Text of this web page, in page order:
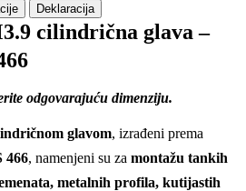
Deklaracija
cilindrična glava –
odgovarajuću dimenziju.
glavom, izrađeni prema
466, namenjeni su za montažu tankih
metalnih profila, kutijastih